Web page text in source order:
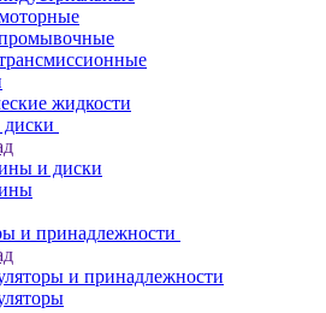
жидкости
и диски
и принадлежности
и принадлежности